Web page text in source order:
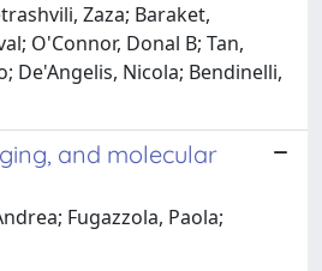
Zaza; Baraket,
O'Connor, Donal B; Tan,
De'Angelis, Nicola; Bendinelli,
and molecular
Fugazzola, Paola;